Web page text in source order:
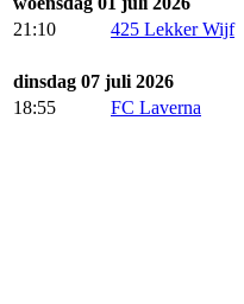
21:10
425 Lekker Wijf
dinsdag 07 juli 2026
18:55
FC Laverna